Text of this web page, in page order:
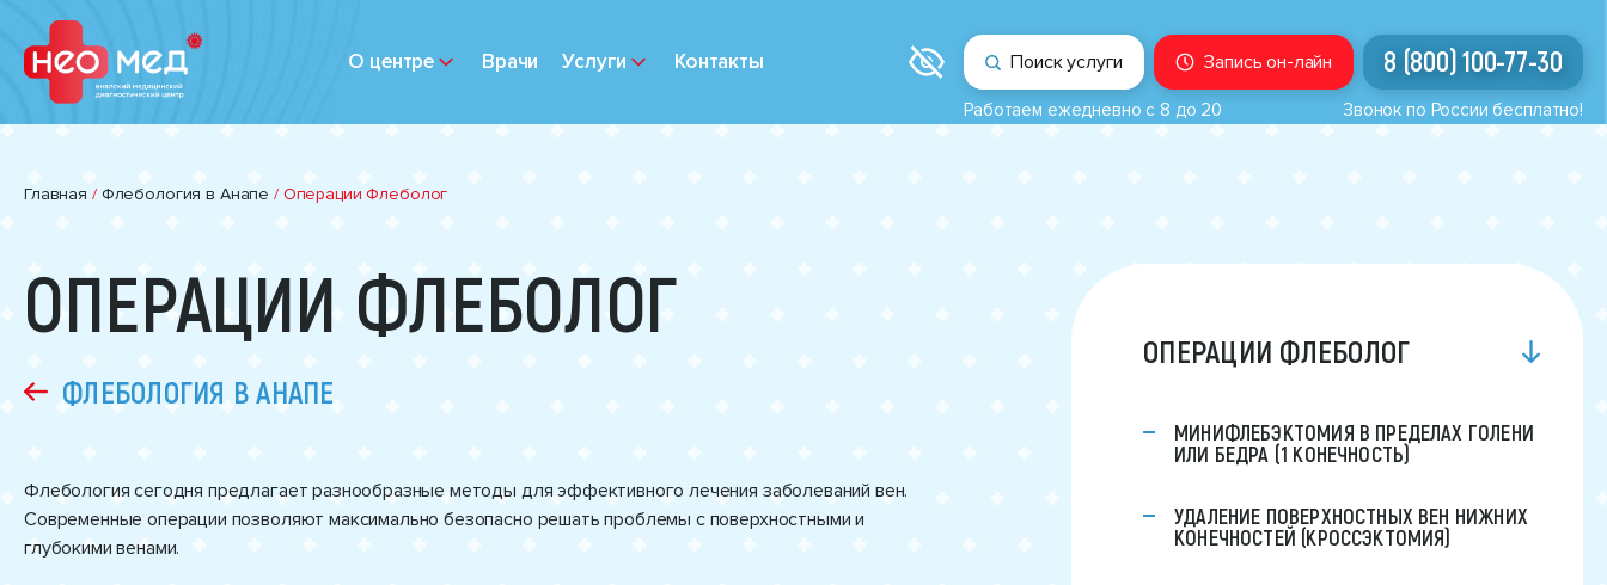
О центре Врачи Услуги Контакты Поиск услуги Запись он-лайн
Работаем ежедневно с 8 до 20
8 (800) 100-77-30
Звонок по России бесплатно!
Главная / Флебология в Анапе / Операции Флеболог
ОПЕРАЦИИ ФЛЕБОЛОГ
ФЛЕБОЛОГИЯ В АНАПЕ
ОПЕРАЦИИ ФЛЕБОЛОГ
МИНИФЛЕБЭКТОМИЯ В ПРЕДЕЛАХ ГОЛЕНИ
ИЛИ БЕДРА (1 КОНЕЧНОСТЬ)
УДАЛЕНИЕ ПОВЕРХНОСТНЫХ ВЕН НИЖНИХ
КОНЕЧНОСТЕЙ (КРОССЭКТОМИЯ)
Флебология сегодня предлагает разнообразные методы для эффективного лечения заболеваний вен.
Современные операции позволяют максимально безопасно решать проблемы с поверхностными и
глубокими венами.